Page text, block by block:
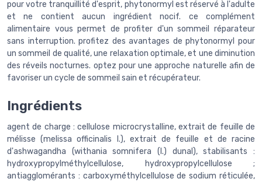
pour votre tranquillité d'esprit, phytonormyl est réservé à l'adulte
et ne contient aucun ingrédient nocif. ce complément
alimentaire vous permet de profiter d'un sommeil réparateur
sans interruption. profitez des avantages de phytonormyl pour
un sommeil de qualité, une relaxation optimale, et une diminution
des réveils nocturnes. optez pour une approche naturelle afin de
favoriser un cycle de sommeil sain et récupérateur.
Ingrédients
agent de charge : cellulose microcrystalline, extrait de feuille de
mélisse (melissa officinalis l.), extrait de feuille et de racine
d'ashwagandha (withania somnifera (l.) dunal), stabilisants :
hydroxypropylméthylcellulose, hydroxypropylcellulose ;
antiagglomérants : carboxyméthylcellulose de sodium réticulée,